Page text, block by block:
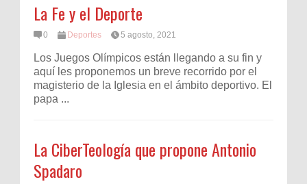
La Fe y el Deporte
0 Deportes 5 agosto, 2021
Los Juegos Olímpicos están llegando a su fin y
aquí les proponemos un breve recorrido por el
magisterio de la Iglesia en el ámbito deportivo. El
papa ...
La CiberTeología que propone Antonio
Spadaro